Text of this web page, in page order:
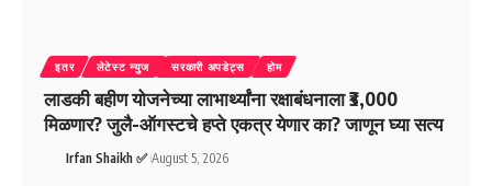
इतर लेटेस्ट न्युज सरकारी अपडेट्स होम
लाडकी बहीण योजनेच्या लाभार्थ्यांना रक्षाबंधनाला ₹3,000
मिळणार? जुलै-ऑगस्टचे हप्ते एकत्र येणार का? जाणून घ्या सत्य
Irfan Shaikh ✅ August 5, 2026